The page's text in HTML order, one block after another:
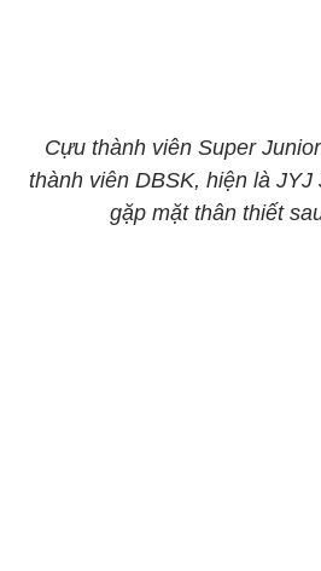
Cựu thành viên Super
thành viên DBSK, hiện là JYJ
gặp mặt thân thiết